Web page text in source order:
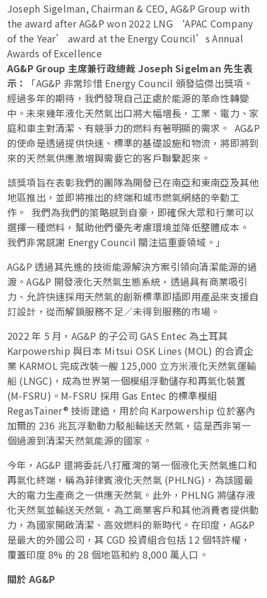
Joseph Sigelman, Chairman & CEO, AG&P Group with
the award after AG&P won 2022 LNG ‘APAC Company
of the Year’ award at the Energy Council’s Annual
Awards of Excellence
AG&P Group 主席兼行政總裁 Joseph Sigelman 先生表
示：
「AG&P 非常珍惜 Energy Council 頒發這傑出獎項。
經過多年的期待，我們發現自己正處於能源的革命性轉變
中。未來幾年液化天然氣出口將大幅增長，工業、電力、家
庭和車主對清潔、有競爭力的燃料有著明顯的需求。 AG&P
的使命是透過提供快速、標準的基礎設施和物流，將即將到
來的天然氣供應激增與需要它的客戶聯繫起來。
該獎項旨在表彰我們的團隊為開發已在南亞和東南亞及其他
地區推出，並即將推出的終端和城市燃氣網絡的辛勤工
作。 我們為我們的策略感到自豪，即確保大眾和行業可以
選擇一種燃料，幫助他們優先考慮環境並降低整體成本。
我們非常感謝 Energy Council 關注這重要領域。」
AG&P 透過其先進的技術能源解決方案引領向清潔能源的過
渡。AG&P 開發液化天然氣生態系統，透過具有商業吸引
力、允許快速採用天然氣的創新標準即插即用產品來支援自
訂設計，從而解鎖服務不足／未得到服務的市場。
2022 年 5 月，AG&P 的子公司 GAS Entec 為土耳其
Karpowership 與日本 Mitsui OSK Lines (MOL) 的合資企
業 KARMOL 完成改裝一艘 125,000 立方米液化天然氣運輸
船 (LNGC)，成為世界第一個模組浮動儲存和再氣化裝置
(M-FSRU)。M-FSRU 採用 Gas Entec 的標準模組
RegasTainer® 技術建造，用於向 Karpowership 位於塞內
加爾的 236 兆瓦浮動動力駁船輸送天然氣，這是西非第一
個過渡到清潔天然氣能源的國家。
今年，AG&P 還將委託八打雁灣的第一個液化天然氣進口和
再氣化終端，稱為菲律賓液化天然氣 (PHLNG)，為該國最
大的電力生產商之一供應天然氣。此外，PHLNG 將儲存液
化天然氣並輸送天然氣，為工商業客戶和其他消費者提供動
力，為國家開啟清潔、高效燃料的新時代。在印度，AG&P
是最大的外國公司，其 CGD 投資組合包括 12 個特許權，
覆蓋印度 8% 的 28 個地區和約 8,000 萬人口。
關於AG&P